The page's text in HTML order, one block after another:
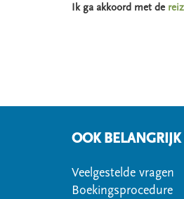
Ik ga akkoord met de
OOK BELANGRIJK
Veelgestelde vragen
Boekingsprocedure